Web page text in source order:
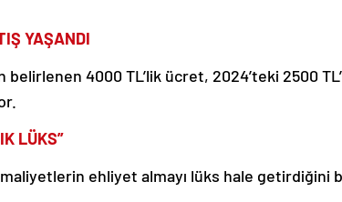
YAŞANDI
belirlenen 4000 TL’lik ücret, 2024’teki 2500
LÜKS”
ehliyet almayı lüks hale getirdiğini